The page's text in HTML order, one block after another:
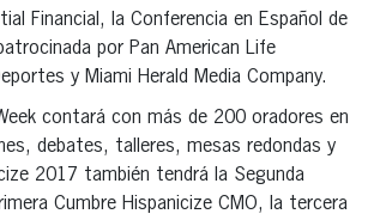
Financial, la Conferencia en Español de
por Pan American Life
y Miami Herald Media Company.
contará con más de 200 oradores en
debates, talleres, mesas redondas y
2017 también tendrá la Segunda
Cumbre Hispanicize CMO, la tercera